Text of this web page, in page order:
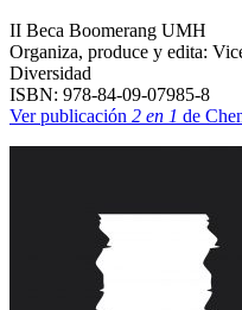
II Beca Boomerang UMH
Organiza, produce y edita:
Diversidad
ISBN: 978-84-09-07985-8
Ver publicación 2 en 1 de